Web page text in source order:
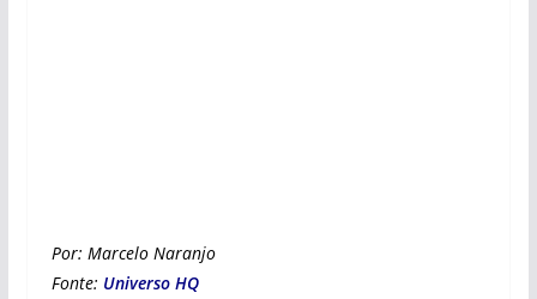
Por: Marcelo Naranjo
Fonte: Universo HQ